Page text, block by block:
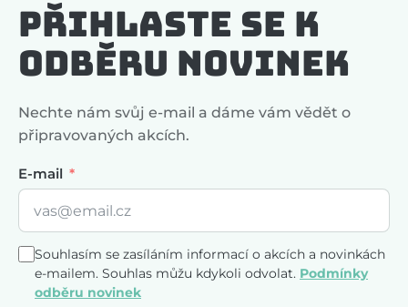
Přihlaste se k
odběru novinek
Nechte nám svůj e-mail a dáme vám vědět o
připravovaných akcích.
E-mail
Souhlasím se zasíláním informací o akcích a novinkách
e-mailem. Souhlas můžu kdykoli odvolat. Podmínky
odběru novinek